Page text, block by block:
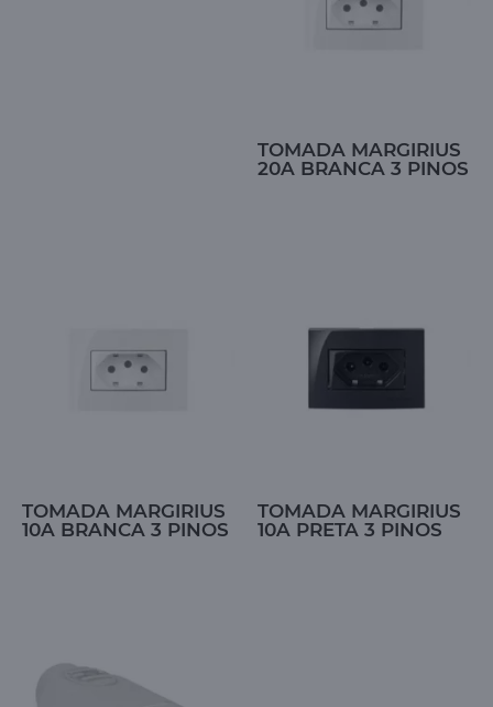
TOMADA MARGIRIUS
20A BRANCA 3 PINOS
TOMADA MARGIRIUS
10A BRANCA 3 PINOS
TOMADA MARGIRIUS
10A PRETA 3 PINOS